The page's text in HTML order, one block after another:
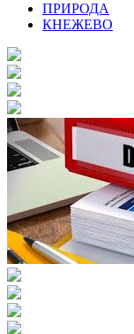
ПРИРОДА
КНЕЖЕВО